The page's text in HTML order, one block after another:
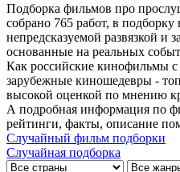
Подборка фильмов про
собрано 765 работ, в
непредсказуемой развязкой
основанные на реальных
Как российские кинофильмы
зарубежные киношедевры -
высокой оценкой по мнению
А подробная информация по
рейтинги, факты, описание
Случайный фильм подборки
Случайная подборка